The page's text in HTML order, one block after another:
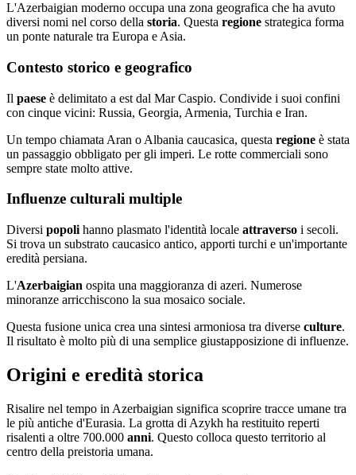
L'Azerbaigian moderno occupa una zona geografica che ha avuto
diversi nomi nel corso della storia. Questa regione strategica forma
un ponte naturale tra Europa e Asia.
Contesto storico e geografico
Il paese è delimitato a est dal Mar Caspio. Condivide i suoi confini
con cinque vicini: Russia, Georgia, Armenia, Turchia e Iran.
Un tempo chiamata Aran o Albania caucasica, questa regione è stata
un passaggio obbligato per gli imperi. Le rotte commerciali sono
sempre state molto attive.
Influenze culturali multiple
Diversi popoli hanno plasmato l'identità locale attraverso i secoli.
Si trova un substrato caucasico antico, apporti turchi e un'importante
eredità persiana.
L'Azerbaigian ospita una maggioranza di azeri. Numerose
minoranze arricchiscono la sua mosaico sociale.
Questa fusione unica crea una sintesi armoniosa tra diverse culture.
Il risultato è molto più di una semplice giustapposizione di influenze.
Origini e eredità storica
Risalire nel tempo in Azerbaigian significa scoprire tracce umane tra
le più antiche d'Eurasia. La grotta di Azykh ha restituito reperti
risalenti a oltre 700.000 anni. Questo colloca questo territorio al
centro della preistoria umana.